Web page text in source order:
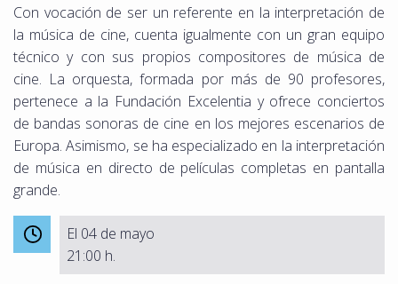
Con vocación de ser un referente en la interpretación de
la música de cine, cuenta igualmente con un gran equipo
técnico y con sus propios compositores de música de
cine. La orquesta, formada por más de 90 profesores,
pertenece a la Fundación Excelentia y ofrece conciertos
de bandas sonoras de cine en los mejores escenarios de
Europa. Asimismo, se ha especializado en la interpretación
de música en directo de películas completas en pantalla
grande.
El 04 de mayo
21:00 h.